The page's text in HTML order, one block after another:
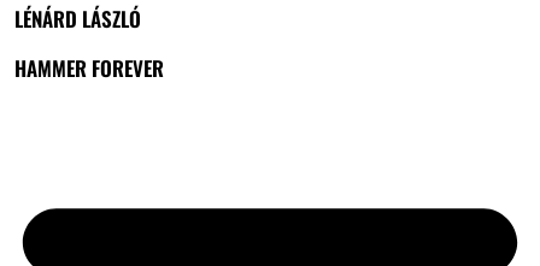
LÉNÁRD LÁSZLÓ
HAMMER FOREVER